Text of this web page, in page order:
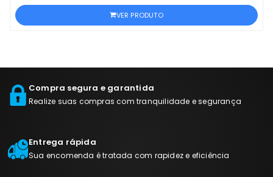
VER PRODUTO
Compra segura e garantida
Realize suas compras com tranquilidade e segurança
Entrega rápida
Sua encomenda é tratada com rapidez e eficiência